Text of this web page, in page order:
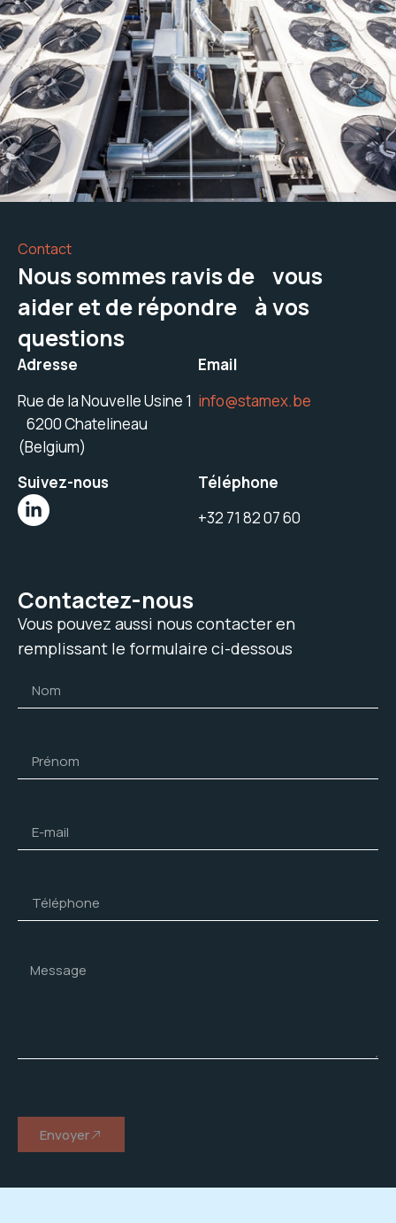
Contact
Nous sommes ravis de vous
aider et de répondre à vos
questions
Adresse
Rue de la Nouvelle Usine 1
6200 Chatelineau
(Belgium)
Email
info@stamex.be
Suivez-nous
Téléphone
+32 71 82 07 60
Contactez-nous
Vous pouvez aussi nous contacter en
remplissant le formulaire ci-dessous
Envoyer